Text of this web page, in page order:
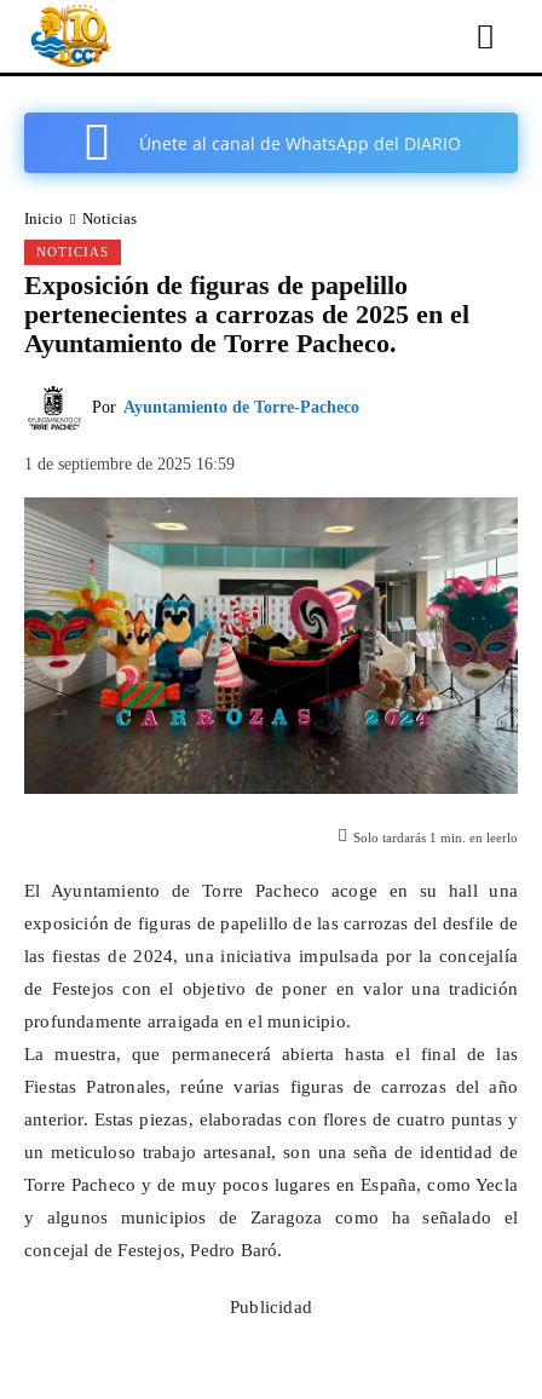
Únete al canal de WhatsApp del DIARIO
Inicio Noticias
NOTICIAS
Exposición de figuras de papelillo
pertenecientes a carrozas de 2025 en el
Ayuntamiento de Torre Pacheco.
Por Ayuntamiento de Torre-Pacheco
1 de septiembre de 2025 16:59
Solo tardarás 1 min. en leerlo
El Ayuntamiento de Torre Pacheco acoge en su hall una
exposición de figuras de papelillo de las carrozas del desfile de
las fiestas de 2024, una iniciativa impulsada por la concejalía
de Festejos con el objetivo de poner en valor una tradición
profundamente arraigada en el municipio.
La muestra, que permanecerá abierta hasta el final de las
Fiestas Patronales, reúne varias figuras de carrozas del año
anterior. Estas piezas, elaboradas con flores de cuatro puntas y
un meticuloso trabajo artesanal, son una seña de identidad de
Torre Pacheco y de muy pocos lugares en España, como Yecla
y algunos municipios de Zaragoza como ha señalado el
concejal de Festejos, Pedro Baró.
Publicidad